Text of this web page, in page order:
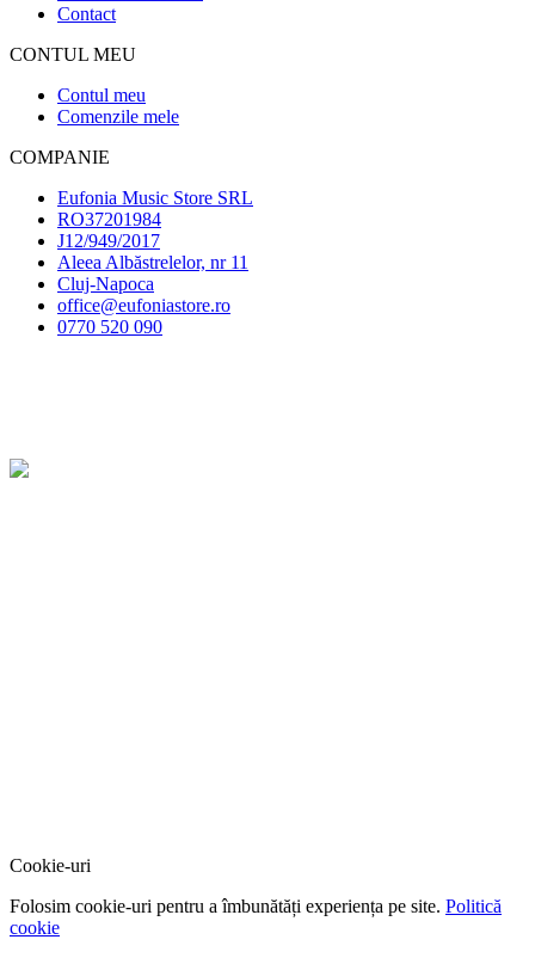
Contact
CONTUL MEU
Contul meu
Comenzile mele
COMPANIE
Eufonia Music Store SRL
RO37201984
J12/949/2017
Aleea Albăstrelelor, nr 11
Cluj-Napoca
office@eufoniastore.ro
0770 520 090
Cookie-uri
Folosim cookie-uri pentru a îmbunătăți experiența pe site. Politică
cookie